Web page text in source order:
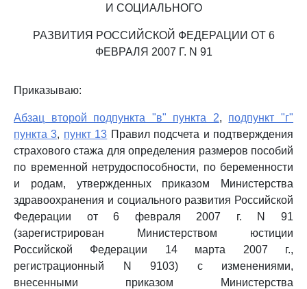
И СОЦИАЛЬНОГО
РАЗВИТИЯ РОССИЙСКОЙ ФЕДЕРАЦИИ ОТ 6
ФЕВРАЛЯ 2007 Г. N 91
Приказываю:
Абзац второй подпункта "в" пункта 2, подпункт "г"
пункта 3, пункт 13 Правил подсчета и подтверждения
страхового стажа для определения размеров пособий
по временной нетрудоспособности, по беременности
и родам, утвержденных приказом Министерства
здравоохранения и социального развития Российской
Федерации от 6 февраля 2007 г. N 91
(зарегистрирован Министерством юстиции
Российской Федерации 14 марта 2007 г.,
регистрационный N 9103) с изменениями,
внесенными приказом Министерства